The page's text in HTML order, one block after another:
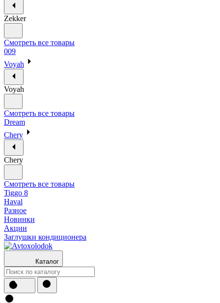
Zekker
Смотреть все товары
009
Voyah
Voyah
Смотреть все товары
Dream
Chery
Chery
Смотреть все товары
Tiggo 8
Haval
Разное
Новинки
Акции
Заглушки кондиционера
Каталог